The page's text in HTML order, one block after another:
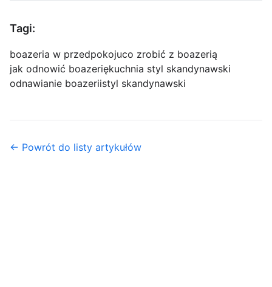
Tagi:
boazeria w przedpokojuco zrobić z boazerią
jak odnowić boazeriękuchnia styl skandynawski
odnawianie boazeriistyl skandynawski
← Powrót do listy artykułów